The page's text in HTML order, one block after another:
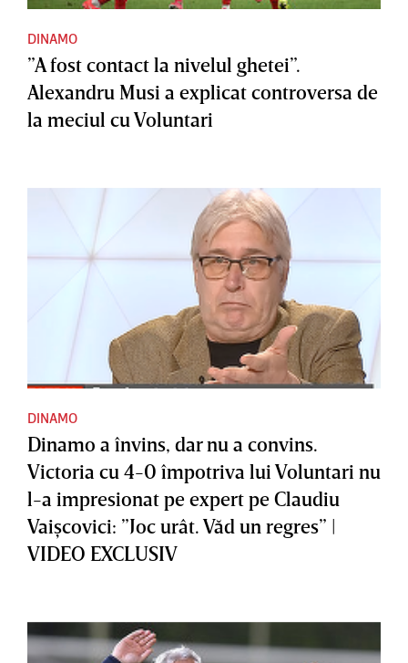
DINAMO
”A fost contact la nivelul ghetei”.
Alexandru Musi a explicat controversa de
la meciul cu Voluntari
DINAMO
Dinamo a învins, dar nu a convins.
Victoria cu 4-0 împotriva lui Voluntari nu
l-a impresionat pe expert pe Claudiu
Vaişcovici: ”Joc urât. Văd un regres” |
VIDEO EXCLUSIV